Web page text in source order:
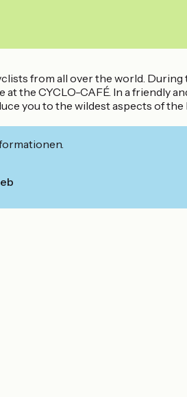
from all over the world.
the CYCLO-CAFÉ. In a friendly
you to the wildest aspects of